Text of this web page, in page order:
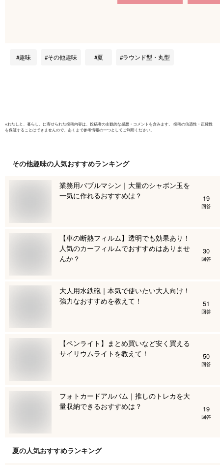
趣味 その他趣味 夏 ラウンド型・丸型
※わたしと、暮らし。 に寄せられた投稿内容は、投稿者の主観的な感想・コメントを含みます。 投稿の信憑性・正確性
を保証することはできませんので、あくまで参考情報の一つとしてご利用ください。
その他趣味の人気おすすめランキング
業務用バブルマシン｜大量のシャボン玉を
一気に作れるおすすめは？
19
回答
【車の断熱フィルム】透明でも効果あり！
人気のカーフィルムでおすすめはありませ
んか？
30
回答
大人用水鉄砲｜本気で使いたい大人向け！
強力なおすすめを教えて！
51
回答
【ペンライト】まとめ買いなど安く買える
サイリウムライトを教えて！
50
回答
フォトカードアルバム｜推しのトレカを大
量収納できるおすすめは？
19
回答
夏の人気おすすめランキング